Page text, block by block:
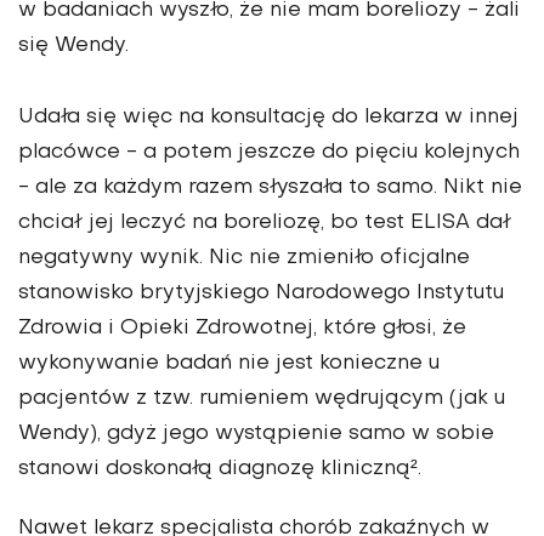
w badaniach wyszło, że nie mam boreliozy - żali
się Wendy.
Udała się więc na konsultację do lekarza w innej
placówce - a potem jeszcze do pięciu kolejnych
- ale za każdym razem słyszała to samo. Nikt nie
chciał jej leczyć na boreliozę, bo test ELISA dał
negatywny wynik. Nic nie zmieniło oficjalne
stanowisko brytyjskiego Narodowego Instytutu
Zdrowia i Opieki Zdrowotnej, które głosi, że
wykonywanie badań nie jest konieczne u
pacjentów z tzw. rumieniem wędrującym (jak u
Wendy), gdyż jego wystąpienie samo w sobie
stanowi doskonałą diagnozę kliniczną².
Nawet lekarz specjalista chorób zakaźnych w